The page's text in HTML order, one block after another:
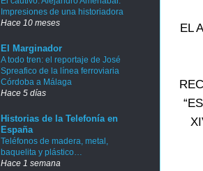
EL
Impresiones de una historiadora
Hace 10 meses
El Marginador
A todo tren: el reportaje de José
Spreafico de la línea ferroviaria
Córdoba a Málaga
Hace 5 días
Historias de la Telefonía en
España
Teléfonos de madera, metal,
baquelita y plástico…
Hace 1 semana